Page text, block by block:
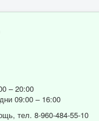
– 20:00
09:00 – 16:00
тел. 8-960-484-55-10